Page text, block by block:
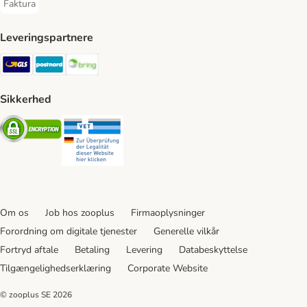
Faktura
Faktura Payment Method
Leveringspartnere
GLS Shipping Method
Postnord Shipping Method
Sikkerhed
Security
Om os Job hos zooplus
Firmaoplysninger
Forordning om digitale tjenester
Generelle vilkår
Fortryd aftale
Betaling Levering
Databeskyttelse
Tilgængelighedserklæring
Corporate Website
© zooplus SE 2026